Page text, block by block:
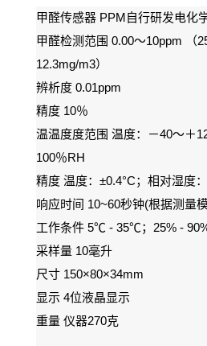
甲醛传感器 PPM 自行研发电化
甲醛检测范围 0.00～10ppm （
12.3mg/m3）
辨析度 0.01ppm
精度 10％
温温度度范围 温度：－40～＋
100％RH
精度 温度： ±0.4°C；相对湿度：
响应时间 10~60秒钟(根据测量
工作条件 5℃ - 35℃； 25% -
采样量 10毫升
尺寸 150×80×34mm
显示 4位液晶显示
重量 仪器270克